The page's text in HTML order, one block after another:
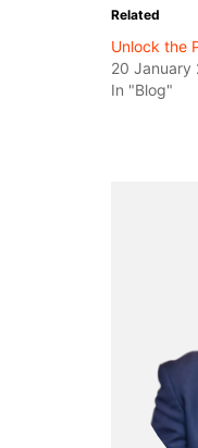
Related
Unlock the
20 January
In "Blog"